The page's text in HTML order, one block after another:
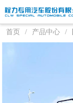
首页 / 产品中心 /